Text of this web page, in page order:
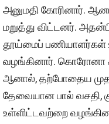
அனுமதி கோரினார்.
மறுத்து விட்டனர்.
தூய்மைப் பணியாளர்கள்
வழங்கினார். கொரோனா
ஆனால், தற்போதைய
தேவையான பால் வசதி,
உள்ளிட்டவற்றை